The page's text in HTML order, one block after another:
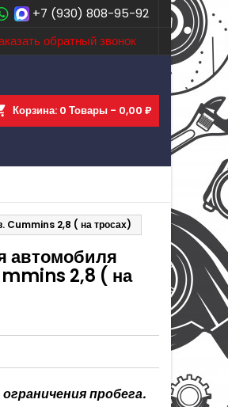
+7 (930) 808-95-92
обратный звонок
Корзина: 0 Товары - 0,00 ₽
Cummins 2,8 ( на тросах)
автомобиля
2,8 ( на
пробега.